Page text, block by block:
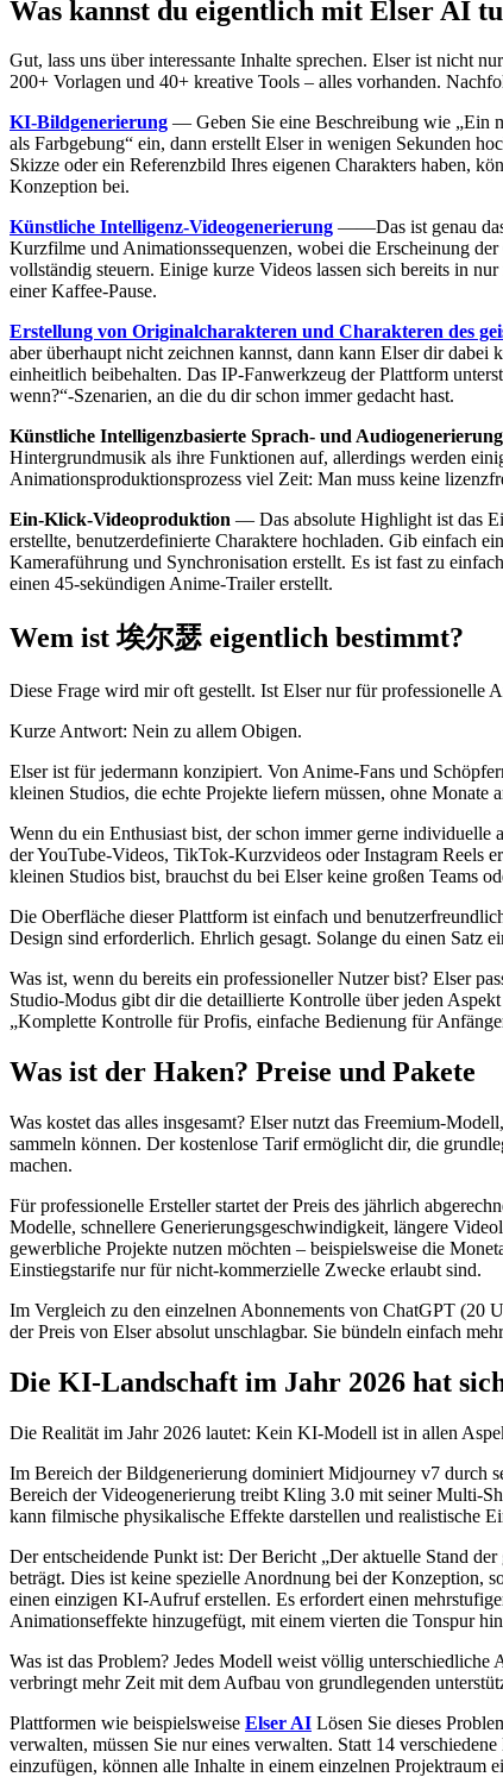
Was kannst du eigentlich mit Elser AI
Gut, lass uns über interessante Inhalte sprechen. Elser ist nicht
200+ Vorlagen und 40+ kreative Tools – alles vorhanden.
KI-Bildgenerierung — Geben Sie eine Beschreibung wie „Ein
als Farbgebung“ ein, dann erstellt Elser in wenigen Sekunden
Skizze oder ein Referenzbild Ihres eigenen Charakters haben,
Konzeption bei.
Künstliche Intelligenz-Videogenerierung ——Das ist genau das
Kurzfilme und Animationssequenzen, wobei die Erscheinung
vollständig steuern. Einige kurze Videos lassen sich bereits in
einer Kaffee-Pause.
Erstellung von Originalcharakteren und Charakteren des
aber überhaupt nicht zeichnen kannst, dann kann Elser dir
einheitlich beibehalten. Das IP-Fanwerkzeug der Plattform
wenn?“-Szenarien, an die du dir schon immer gedacht hast.
Künstliche Intelligenzbasierte Sprach- und Audiogenerierung
Hintergrundmusik als ihre Funktionen auf, allerdings werden
Animationsproduktionsprozess viel Zeit: Man muss keine
Ein-Klick-Videoproduktion — Das absolute Highlight ist das
erstellte, benutzerdefinierte Charaktere hochladen. Gib einfach
Kameraführung und Synchronisation erstellt. Es ist fast zu
einen 45-sekündigen Anime-Trailer erstellt.
Wem ist 埃尔瑟 eigentlich bestimmt?
Diese Frage wird mir oft gestellt. Ist Elser nur für professionelle
Kurze Antwort: Nein zu allem Obigen.
Elser ist für jedermann konzipiert. Von Anime-Fans und
kleinen Studios, die echte Projekte liefern müssen, ohne Monate
Wenn du ein Enthusiast bist, der schon immer gerne
der YouTube-Videos, TikTok-Kurzvideos oder Instagram Reels
kleinen Studios bist, brauchst du bei Elser keine großen Teams
Die Oberfläche dieser Plattform ist einfach und
Design sind erforderlich. Ehrlich gesagt. Solange du einen Satz
Was ist, wenn du bereits ein professioneller Nutzer bist? Elser
Studio-Modus gibt dir die detaillierte Kontrolle über jeden
„Komplette Kontrolle für Profis, einfache Bedienung für
Was ist der Haken? Preise und Pakete
Was kostet das alles insgesamt? Elser nutzt das Freemium-
sammeln können. Der kostenlose Tarif ermöglicht dir, die
machen.
Für professionelle Ersteller startet der Preis des jährlich
Modelle, schnellere Generierungsgeschwindigkeit, längere
gewerbliche Projekte nutzen möchten – beispielsweise die
Einstiegstarife nur für nicht-kommerzielle Zwecke erlaubt sind.
Im Vergleich zu den einzelnen Abonnements von ChatGPT
der Preis von Elser absolut unschlagbar. Sie bündeln einfach
Die KI-Landschaft im Jahr 2026 hat
Die Realität im Jahr 2026 lautet: Kein KI-Modell ist in allen
Im Bereich der Bildgenerierung dominiert Midjourney v7 durch
Bereich der Videogenerierung treibt Kling 3.0 mit seiner Multi-
kann filmische physikalische Effekte darstellen und realistische
Der entscheidende Punkt ist: Der Bericht „Der aktuelle Stand
beträgt. Dies ist keine spezielle Anordnung bei der Konzeption,
einen einzigen KI-Aufruf erstellen. Es erfordert einen
Animationseffekte hinzugefügt, mit einem vierten die Tonspur
Was ist das Problem? Jedes Modell weist völlig
verbringt mehr Zeit mit dem Aufbau von grundlegenden
Plattformen wie beispielsweise Elser AI Lösen Sie dieses
verwalten, müssen Sie nur eines verwalten. Statt 14
einzufügen, können alle Inhalte in einem einzelnen Projektraum